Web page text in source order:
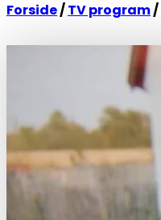
Forside/TV program/